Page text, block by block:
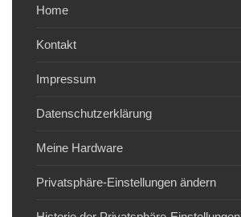
Home
Kontakt
Impressum
Datenschutzerklärung
Meine Hardware
Privatsphäre-Einstellungen ändern